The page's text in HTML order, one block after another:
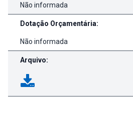
Não informada
Dotação Orçamentária:
Não informada
Arquivo: